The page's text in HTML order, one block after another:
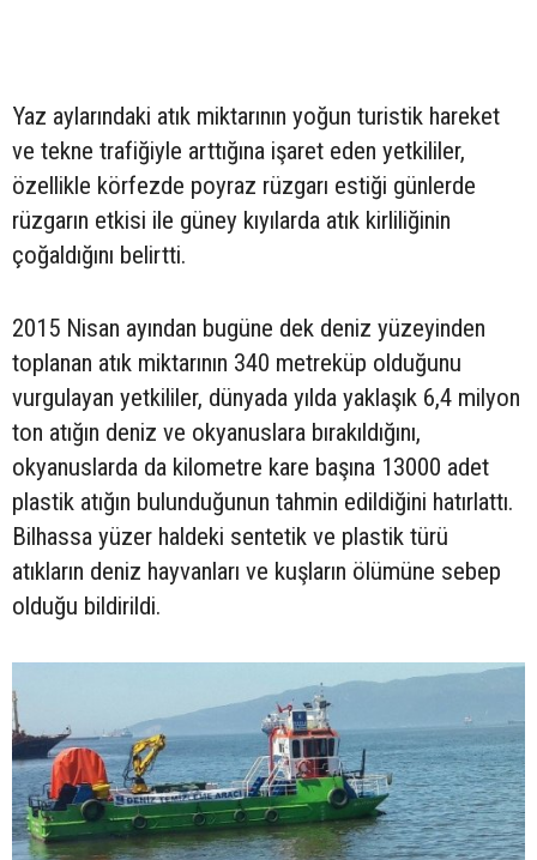
Yaz aylarındaki atık miktarının yoğun turistik hareket
ve tekne trafiğiyle arttığına işaret eden yetkililer,
özellikle körfezde poyraz rüzgarı estiği günlerde
rüzgarın etkisi ile güney kıyılarda atık kirliliğinin
çoğaldığını belirtti.
2015 Nisan ayından bugüne dek deniz yüzeyinden
toplanan atık miktarının 340 metreküp olduğunu
vurgulayan yetkililer, dünyada yılda yaklaşık 6,4 milyon
ton atığın deniz ve okyanuslara bırakıldığını,
okyanuslarda da kilometre kare başına 13000 adet
plastik atığın bulunduğunun tahmin edildiğini hatırlattı.
Bilhassa yüzer haldeki sentetik ve plastik türü
atıkların deniz hayvanları ve kuşların ölümüne sebep
olduğu bildirildi.